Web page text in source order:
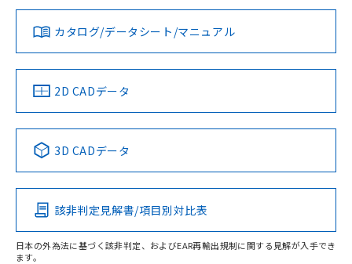
上、n: 18mm以上
検出領域
ダウンロードデータをご利用いただく前に、以下を必ずお読
みください。
ソフトウェアの使用条件
この製品のRoHS/REACH対応状況ページへ
LR型式承認
（イギリス
船舶規格）
DNV型式承認
（ノルウェー
BV型式承認
（フランス
KR型式
（韓国
No No No No
この製品の規格認証/適合状況ページへ
その他の認証はこちらのページからご検索ください
カタログ/データシート/マニュアル
2D CADデータ
3D CADデータ
該非判定見解書/項目別対比表
日本の外為法に基づく該非判定、およびEAR再輸出規制に関する見解が入手でき
ます。